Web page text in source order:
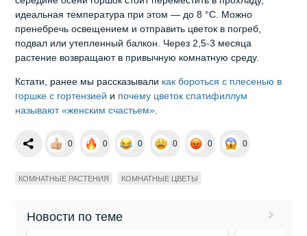
идеальная температура при этом — до 8 °С. Можно
пренебречь освещением и отправить цветок в погреб,
подвал или утепленный балкон. Через 2,5-3 месяца
растение возвращают в привычную комнатную среду.
Кстати, ранее мы рассказывали как бороться с плесенью в
горшке с гортензией и почему цветок спатифиллум
называют «женским счастьем».
0 0 0 0 0 0
КОМНАТНЫЕ РАСТЕНИЯ КОМНАТНЫЕ ЦВЕТЫ
Новости по теме